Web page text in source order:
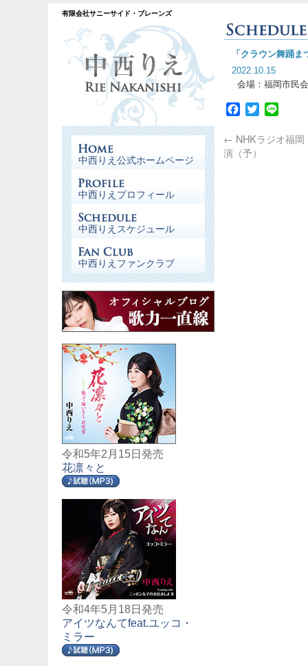
有限会社サニーサイド・ブレーンズ
「クラウン舞踊
2022.10.15
会場：福岡市民
Facebook
Twitter
← NHKラジオ福
演（予）
中西りえ公式ホームページ
中西りえプロフィール
中西りえスケジュール
中西りえファンクラブ
令和5年2月15日発売
花凛々と
令和4年5月18日発売
アイツなんてfeat.ユッコ・
ミラー